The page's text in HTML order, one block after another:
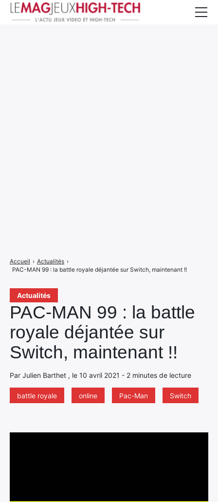
Actualités
PAC-MAN 99 : la battle
royale déjantée sur
Switch, maintenant !!
Par Julien Barthet , le 10 avril 2021 - 2 minutes de lecture
battle royale online Pac-Man Switch
Accueil › Actualités ›
PAC-MAN 99 : la battle royale déjantée sur Switch, maintenant !!